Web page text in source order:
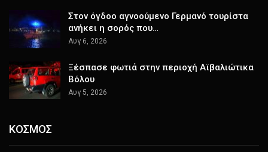
Στον όγδοο αγνοούμενο Γερμανό τουρίστα
ανήκει η σορός που…
Αυγ 6, 2026
Ξέσπασε φωτιά στην περιοχή Αϊβαλιώτικα
Βόλου
Αυγ 5, 2026
ΚΟΣΜΟΣ